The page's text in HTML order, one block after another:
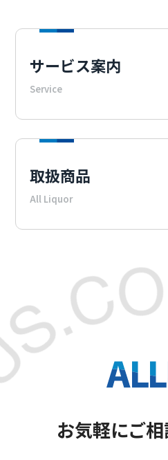
サービス案内
Service
取扱商品
All Liquor
お気軽にご